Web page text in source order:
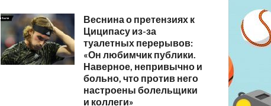
Веснина о претензиях к
Циципасу из-за
туалетных перерывов:
«Он любимчик публики.
Наверное, непривычно и
больно, что против него
настроены болельщики
и коллеги»